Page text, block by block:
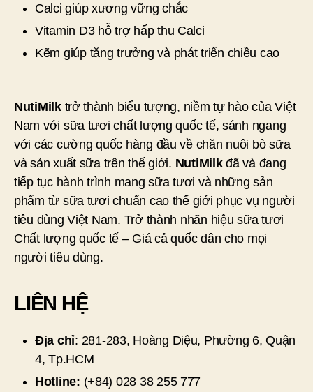
Calci giúp xương vững chắc
Vitamin D3 hỗ trợ hấp thu Calci
Kẽm giúp tăng trưởng và phát triển chiều cao
NutiMilktrở thành biểu tượng, niềm tự hào của Việt
Nam với sữa tươi chất lượng quốc tế, sánh ngang
với các cường quốc hàng đầu về chăn nuôi bò sữa
và sản xuất sữa trên thế giới. NutiMilkđã và đang
tiếp tục hành trình mang sữa tươi và những sản
phẩm từ sữa tươi chuẩn cao thế giới phục vụ người
tiêu dùng Việt Nam. Trở thành nhãn hiệu sữa tươi
Chất lượng quốc tế – Giá cả quốc dân cho mọi
người tiêu dùng.
LIÊN HỆ
Địa chỉ: 281-283, Hoàng Diệu, Phường 6, Quận
4, Tp.HCM
Hotline: (+84) 028 38 255 777